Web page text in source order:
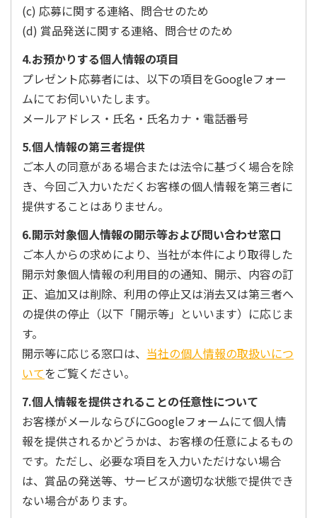
(c) 応募に関する連絡、問合せのため
(d) 賞品発送に関する連絡、問合せのため
4.お預かりする個人情報の項目
プレゼント応募者には、以下の項目をGoogleフォー
ムにてお伺いいたします。
メールアドレス・氏名・氏名カナ・電話番号
5.個人情報の第三者提供
ご本人の同意がある場合または法令に基づく場合を除
き、今回ご入力いただくお客様の個人情報を第三者に
提供することはありません。
6.開示対象個人情報の開示等および問い合わせ窓口
ご本人からの求めにより、当社が本件により取得した
開示対象個人情報の利用目的の通知、開示、内容の訂
正、追加又は削除、利用の停止又は消去又は第三者へ
の提供の停止（以下「開示等」といいます）に応じま
す。
開示等に応じる窓口は、 当社の個人情報の取扱いにつ
いてをご覧ください。
7.個人情報を提供されることの任意性について
お客様がメールならびにGoogleフォームにて個人情
報を提供されるかどうかは、お客様の任意によるもの
です。ただし、必要な項目を入力いただけない場合
は、賞品の発送等、サービスが適切な状態で提供でき
ない場合があります。